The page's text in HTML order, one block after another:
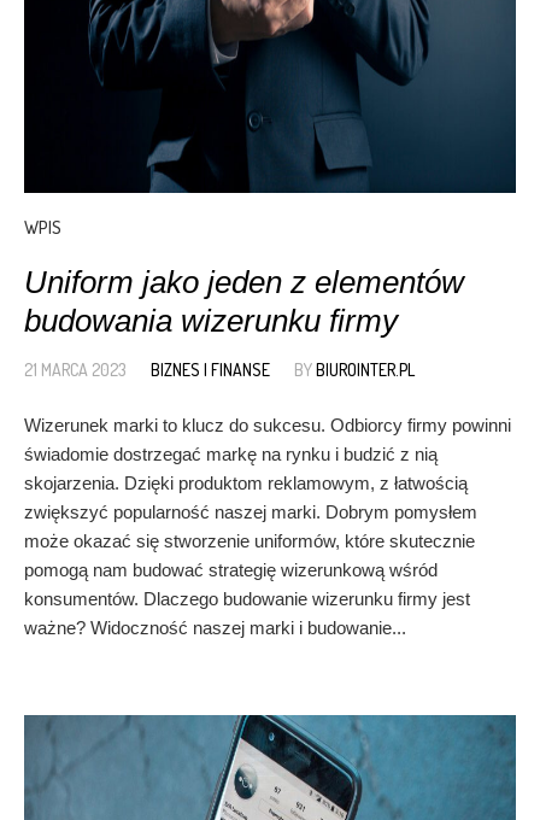
WPIS
Uniform jako jeden z elementów
budowania wizerunku firmy
21 MARCA 2023 BIZNES I FINANSE BYBIUROINTER.PL
Wizerunek marki to klucz do sukcesu. Odbiorcy firmy powinni
świadomie dostrzegać markę na rynku i budzić z nią
skojarzenia. Dzięki produktom reklamowym, z łatwością
zwiększyć popularność naszej marki. Dobrym pomysłem
może okazać się stworzenie uniformów, które skutecznie
pomogą nam budować strategię wizerunkową wśród
konsumentów. Dlaczego budowanie wizerunku firmy jest
ważne? Widoczność naszej marki i budowanie...